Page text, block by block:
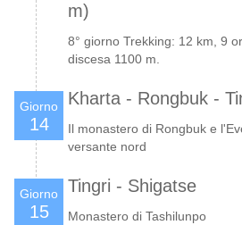
m)
8° giorno Trekking: 12 km, 9
discesa 1100 m.
Giorno
14
Kharta - Rongbuk -
Il monastero di Rongbuk e
versante nord
Giorno
15
Tingri - Shigatse
Monastero di Tashilunpo